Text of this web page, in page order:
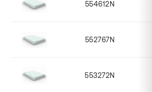
554612N
552767N
553272N